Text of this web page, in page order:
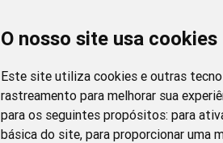
O nosso site usa cookies
Este site utiliza cookies e outras
rastreamento para melhorar sua
para os seguintes propósitos:para
básica do site,para proporcionar uma